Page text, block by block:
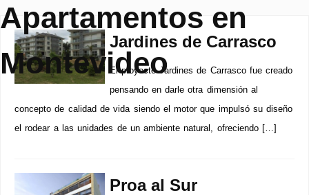
Apartamentos en
Montevideo
Jardines de Carrasco
El proyecto Jardines de Carrasco fue creado
pensando en darle otra dimensión al
concepto de calidad de vida siendo el motor que impulsó su diseño
el rodear a las unidades de un ambiente natural, ofreciendo […]
Proa al Sur